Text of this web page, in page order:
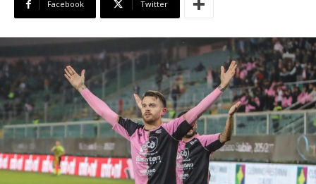
Facebook Twitter